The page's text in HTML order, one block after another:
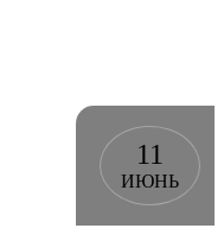
11
ИЮНЬ